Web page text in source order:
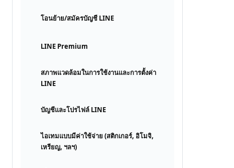
โอนย้าย/สมัครบัญชี LINE
LINE Premium
สภาพแวดล้อมในการใช้งานและการตั้งค่า
LINE
บัญชีและโปรไฟล์ LINE
ไอเทมแบบมีค่าใช้จ่าย (สติกเกอร์, อิโมจิ,
เหรียญ, ฯลฯ)